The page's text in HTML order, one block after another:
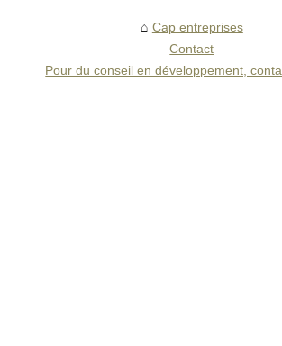
Cap entreprises
Contact
Pour du conseil en développement,